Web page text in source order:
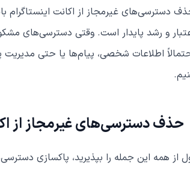
دسترسی‌های غیرمجاز از اکانت
و رشد پایدار است. وقتی دسترسی‌های
اطلاعات شخصی، پیام‌ها یا حتی
حذف دسترسی‌های غیرمجاز از
از همه این جمله را بپذیرید، پاکسازی